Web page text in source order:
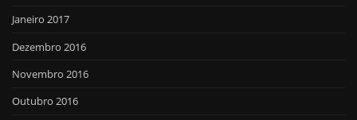
Janeiro 2017
Dezembro 2016
Novembro 2016
Outubro 2016